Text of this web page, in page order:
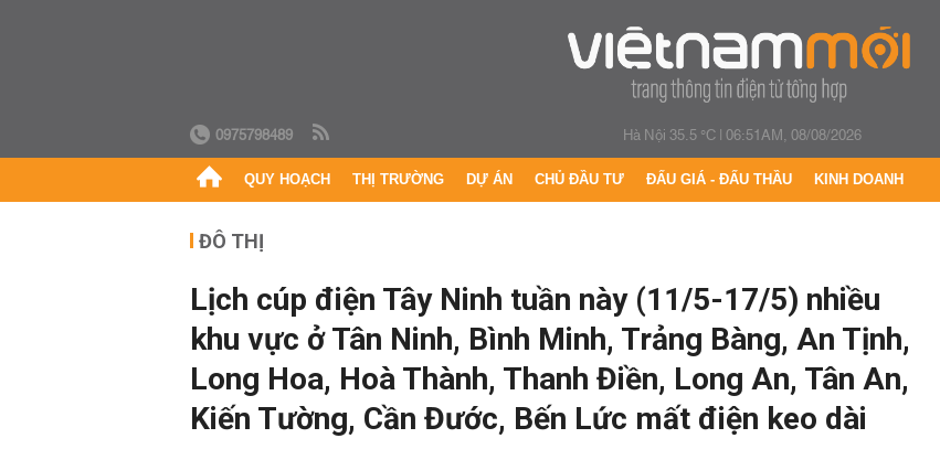
0975798489 Hà Nội 35.5 °C|06:51AM, 08/08/2026
QUY HOẠCH THỊ TRƯỜNG DỰ ÁN CHỦ ĐẦU TƯ ĐẤU GIÁ - ĐẤU THẦU KINH DOANH
ĐÔ THỊ
Lịch cúp điện Tây Ninh tuần này (11/5-17/5) nhiều
khu vực ở Tân Ninh, Bình Minh, Trảng Bàng, An Tịnh,
Long Hoa, Hoà Thành, Thanh Điền, Long An, Tân An,
Kiến Tường, Cần Đước, Bến Lức mất điện keo dài